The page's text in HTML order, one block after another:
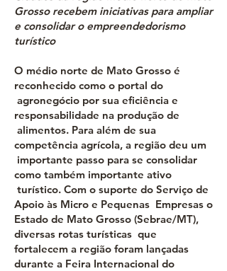
Grosso recebem iniciativas para ampliar
e consolidar o empreendedorismo
turístico
O médio norte de Mato Grosso é
reconhecido como o portal do
agronegócio por sua eficiência e
responsabilidade na produção de
alimentos. Para além de sua
competência agrícola, a região deu um
importante passo para se consolidar
como também importante ativo
turístico. Com o suporte do Serviço de
Apoio às Micro e Pequenas Empresas o
Estado de Mato Grosso (Sebrae/MT),
diversas rotas turísticas que
fortalecem a região foram lançadas
durante a Feira Internacional do